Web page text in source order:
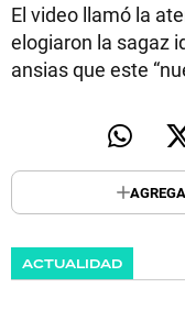
El video llamó la
elogiaron la sagaz
ansias que este
ACTUALIDAD